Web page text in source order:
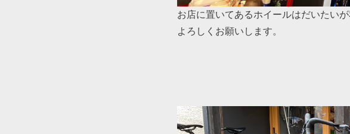
お店に置いてあるホイールはだいたい
よろしくお願いします。